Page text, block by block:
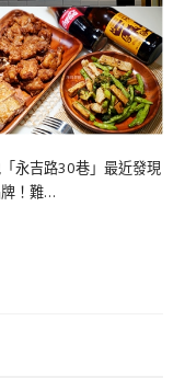
永吉路30巷」最近發現
！難…